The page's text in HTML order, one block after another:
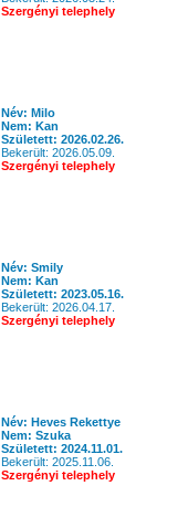
Szergényi telephely
Név: Milo
Nem: Kan
Született: 2026.02.26.
Bekerült: 2026.05.09.
Szergényi telephely
Név: Smily
Nem: Kan
Született: 2023.05.16.
Bekerült: 2026.04.17.
Szergényi telephely
Név: Heves Rekettye
Nem: Szuka
Született: 2024.11.01.
Bekerült: 2025.11.06.
Szergényi telephely